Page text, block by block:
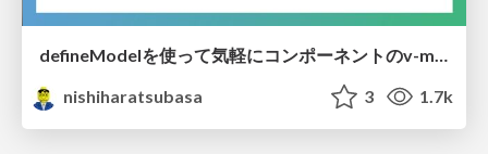
defineModelを使って気軽にコンポーネントのv-modelをやろう
nishiharatsubasa
3 1.7k